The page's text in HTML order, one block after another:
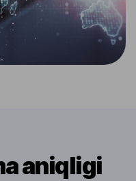
aniqligi